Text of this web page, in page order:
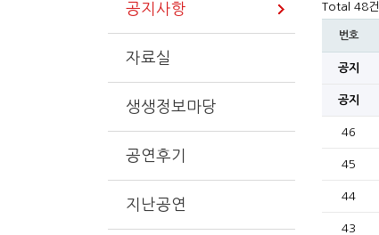
공지사항
자료실
생생정보마당
공연후기
지난공연
Total 48건
번호
공지
공지
46
45
44
43